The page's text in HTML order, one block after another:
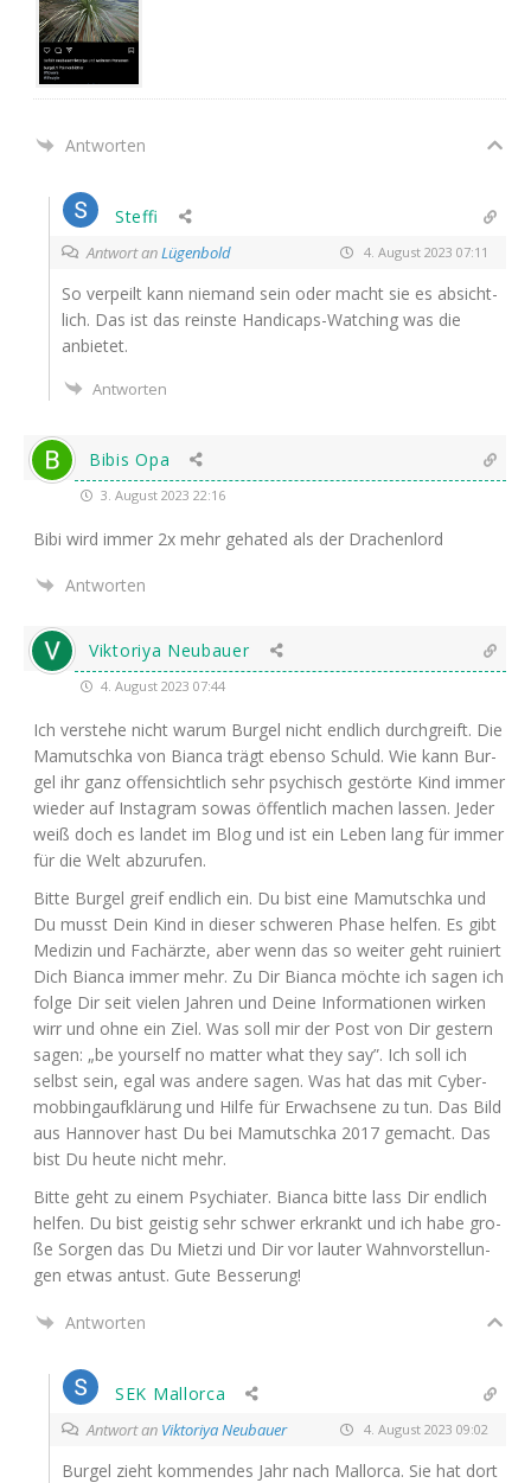
Antworten
Steffi
Antwort anLügenbold 4. August 2023 07:11
So ver­peilt kann nie­mand sein oder macht sie es absicht­
lich. Das ist das reins­te Han­di­caps-Wat­ching was die
anbietet.
Antworten
Bibis Opa
3. August 2023 22:16
Bibi wird immer 2x mehr geha­ted als der Drachenlord
Antworten
Viktoriya Neubauer
4. August 2023 07:44
Ich ver­ste­he nicht war­um Bur­gel nicht end­lich durch­greift. Die
Mamutsch­ka von Bian­ca trägt eben­so Schuld. Wie kann Bur­
gel ihr ganz offen­sicht­lich sehr psy­chisch gestör­te Kind immer
wie­der auf Insta­gram sowas öffent­lich machen las­sen. Jeder
weiß doch es lan­det im Blog und ist ein Leben lang für immer
für die Welt abzurufen.
Bit­te Bur­gel greif end­lich ein. Du bist eine Mamutsch­ka und
Du musst Dein Kind in die­ser schwe­ren Pha­se hel­fen. Es gibt
Medi­zin und Fach­ärz­te, aber wenn das so wei­ter geht rui­niert
Dich Bian­ca immer mehr. Zu Dir Bian­ca möch­te ich sagen ich
fol­ge Dir seit vie­len Jah­ren und Dei­ne Infor­ma­tio­nen wir­ken
wirr und ohne ein Ziel. Was soll mir der Post von Dir ges­tern
sagen: „be yours­elf no mat­ter what they say”. Ich soll ich
selbst sein, egal was ande­re sagen. Was hat das mit Cyber­
mob­bing­auf­klä­rung und Hil­fe für Erwach­se­ne zu tun. Das Bild
aus Han­no­ver hast Du bei Mamutsch­ka 2017 gemacht. Das
bist Du heu­te nicht mehr.
Bit­te geht zu einem Psych­ia­ter. Bian­ca bit­te lass Dir end­lich
hel­fen. Du bist geis­tig sehr schwer erkrankt und ich habe gro­
ße Sor­gen das Du Miet­zi und Dir vor lau­ter Wahn­vor­stel­lun­
gen etwas antust. Gute Besserung!
Antworten
SEK Mallorca
Antwort an Viktoriya Neubauer 4. August 2023 09:02
Bur­gel zieht kom­men­des Jahr nach Mal­lor­ca. Sie hat dort